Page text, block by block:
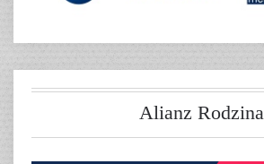
Alianz Rodzina